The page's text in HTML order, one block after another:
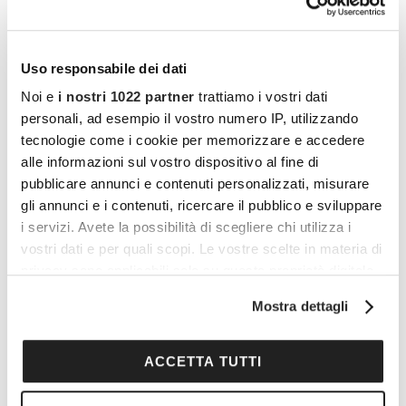
Uso responsabile dei dati
Noi e i nostri 1022 partner trattiamo i vostri dati
personali, ad esempio il vostro numero IP, utilizzando
tecnologie come i cookie per memorizzare e accedere
alle informazioni sul vostro dispositivo al fine di
pubblicare annunci e contenuti personalizzati, misurare
gli annunci e i contenuti, ricercare il pubblico e sviluppare
i servizi. Avete la possibilità di scegliere chi utilizza i
vostri dati e per quali scopi. Le vostre scelte in materia di
modificare o revocare il proprio consenso in qualsiasi
sull'icona di attivazione della privacy.
Mostra dettagli
ACCETTA TUTTI
I vantaggi di essere un
Cocooners